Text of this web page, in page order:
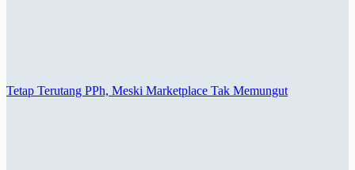
Tetap Terutang PPh, Meski Marketplace Tak Memungut